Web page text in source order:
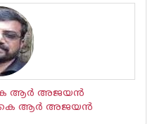
കെ ആര്‍ അജയന്‍
കെ ആര്‍ അജയന്‍